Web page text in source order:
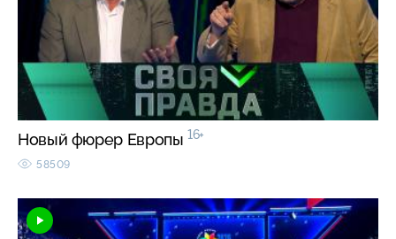
Новый фюрер Европы 16+
58509